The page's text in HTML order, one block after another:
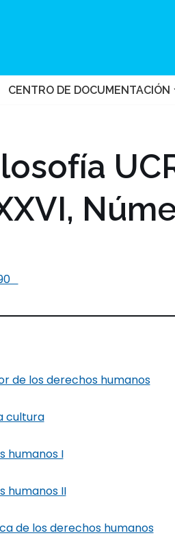
CENTRO DE DOCUMENTACIÓN
de los derechos humanos
cultura
humanos I
humanos II
de los derechos humanos